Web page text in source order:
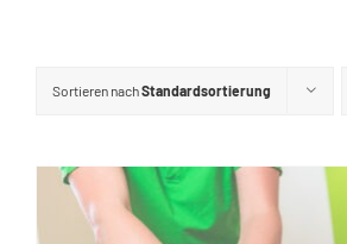
Sortieren nachStandardsortierung